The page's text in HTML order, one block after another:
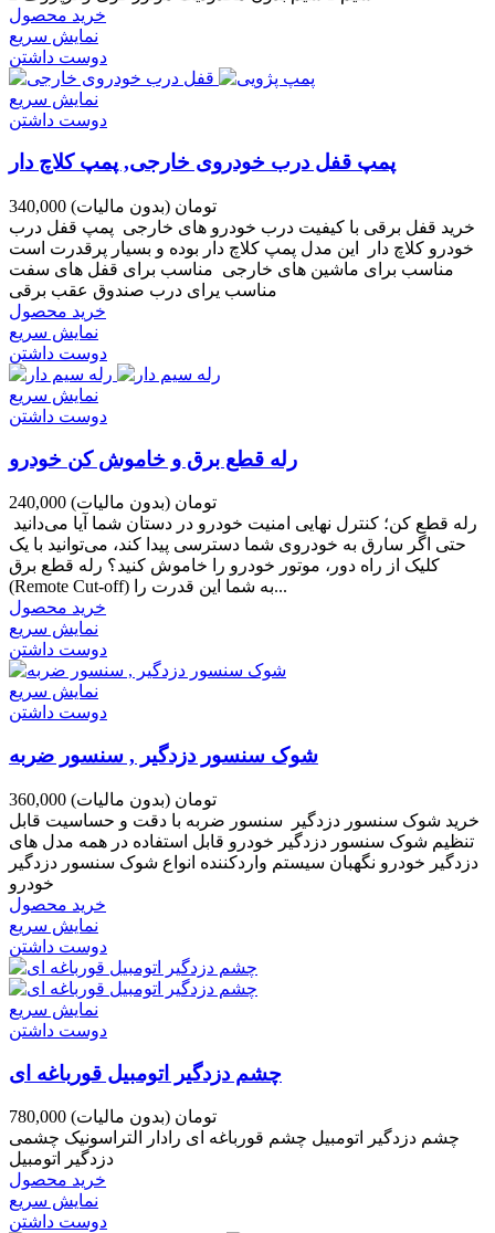
خرید محصول
نمایش سریع
دوست داشتن
نمایش سریع
دوست داشتن
پمپ قفل درب خودروی خارجی, پمپ کلاچ دار
340,000 تومان (بدون مالیات)
خرید قفل برقی با کیفیت درب خودرو های خارجی پمپ قفل درب
خودرو کلاچ دار این مدل پمپ کلاچ دار بوده و بسیار پرقدرت است
مناسب برای ماشین های خارجی مناسب برای قفل های سفت
مناسب یرای درب صندوق عقب برقی
خرید محصول
نمایش سریع
دوست داشتن
نمایش سریع
دوست داشتن
رله قطع برق و خاموش کن خودرو
240,000 تومان (بدون مالیات)
حتی اگر سارق به خودروی شما دسترسی پیدا کند، می‌توانید با یک
کلیک از راه دور، موتور خودرو را خاموش کنید؟ رله قطع برق
(Remote Cut-off) به شما این قدرت را...
خرید محصول
نمایش سریع
دوست داشتن
نمایش سریع
دوست داشتن
شوک سنسور دزدگیر , سنسور ضربه
360,000 تومان (بدون مالیات)
خرید شوک سنسور دزدگیر سنسور ضربه با دقت و حساسیت قابل
تنظیم شوک سنسور دزدگیر خودرو قابل استفاده در همه مدل های
دزدگیر خودرو نگهبان سیستم واردکننده انواع شوک سنسور دزدگیر
خودرو
خرید محصول
نمایش سریع
دوست داشتن
نمایش سریع
دوست داشتن
چشم دزدگیر اتومبیل قورباغه ای
780,000 تومان (بدون مالیات)
چشم دزدگیر اتومبیل چشم قورباغه ای رادار التراسونیک چشمی
دزدگیر اتومبیل
خرید محصول
نمایش سریع
دوست داشتن